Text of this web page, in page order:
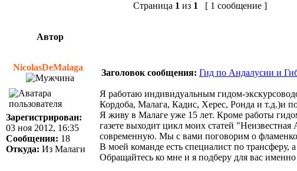
Страница 1 из 1 [ 1 сообщение ]
Автор
NicolasDeMalaga
Заголовок сообщения: Гид по Андалусии и
Зарегистрирован:
03 ноя 2012, 16:35
Сообщения: 18
Откуда: Из Малаги
Я работаю индивидуальным гидом-
Кордоба, Малага, Кадис, Херес, Ронда и т.д.)и
Я живу в Малаге уже 15 лет. Кроме работы
газете выходит цикл моих статей
современную. Мы с вами поговорим о фламенко
В моей команде есть специалист по трансферу,
Обращайтесь ко мне и я подберу для вас